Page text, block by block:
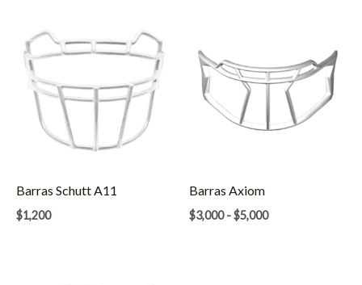
Barras Schutt A11
$1,200
Barras Axiom
$3,000 -$5,000Rango